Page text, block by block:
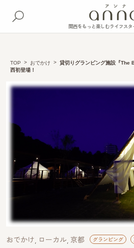
関西をもっと楽しむライフス
TOP おでかけ
貸切りグランピング施設『The
西初登場！
おでかけ ローカル 京都 グランピング